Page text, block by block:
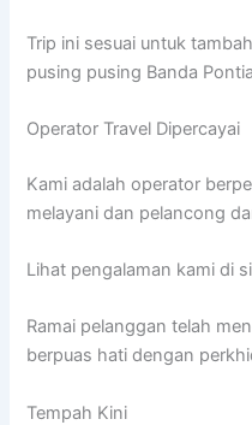
Trip ini sesuai untuk
pusing pusing Banda
Operator Travel Dipercayai
Kami adalah operator
melayani dan pelancong
Lihat pengalaman kami di
Ramai pelanggan telah
berpuas hati dengan
Tempah Kini